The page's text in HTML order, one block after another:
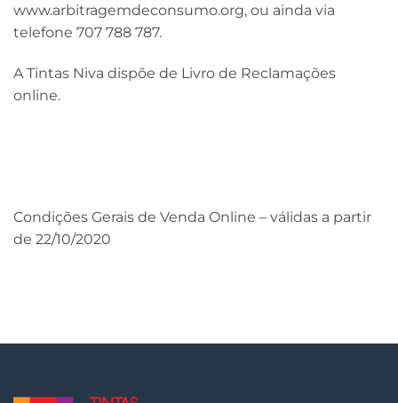
www.arbitragemdeconsumo.org, ou ainda via
telefone 707 788 787.
A Tintas Niva dispõe de Livro de Reclamações
online.
Condições Gerais de Venda Online – válidas a partir
de 22/10/2020